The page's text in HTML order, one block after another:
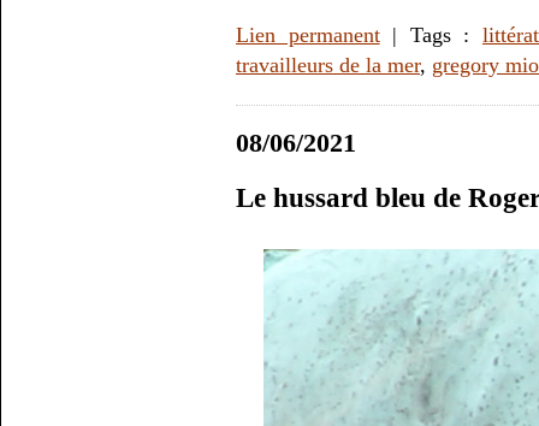
Lien permanent| Tags :
travailleurs de la mer, gregory
08/06/2021
Le hussard bleu de